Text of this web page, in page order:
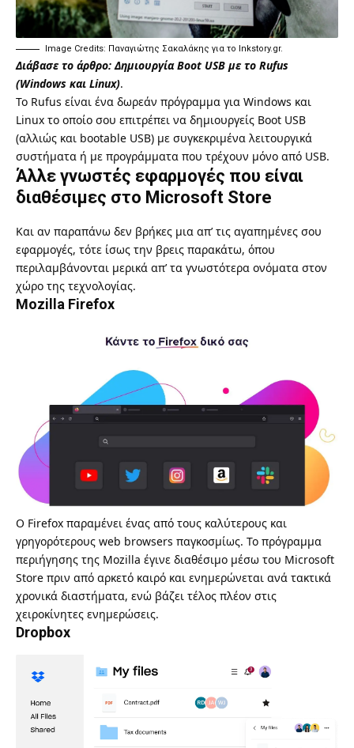
Image Credits: Παναγιώτης Σακαλάκης για το Inkstory.gr.
Διάβασε το άρθρο:Δημιουργία Boot USB με το Rufus
(Windows και Linux).
Το Rufus είναι ένα δωρεάν πρόγραμμα για Windows και
Linux το οποίο σου επιτρέπει να δημιουργείς Boot USB
(αλλιώς και bootable USB) με συγκεκριμένα λειτουργικά
συστήματα ή με προγράμματα που τρέχουν μόνο από USB.
Άλλε γνωστές εφαρμογές που είναι
διαθέσιμες στο Microsoft Store
Και αν παραπάνω δεν βρήκες μια απ’ τις αγαπημένες σου
εφαρμογές, τότε ίσως την βρεις παρακάτω, όπου
περιλαμβάνονται μερικά απ’ τα γνωστότερα ονόματα στον
χώρο της τεχνολογίας.
Mozilla Firefox
Ο Firefox παραμένει ένας από τους καλύτερους και
γρηγορότερους web browsers παγκοσμίως. Το πρόγραμμα
περιήγησης της Mozilla έγινε διαθέσιμο μέσω του Microsoft
Store πριν από αρκετό καιρό και ενημερώνεται ανά τακτικά
χρονικά διαστήματα, ενώ βάζει τέλος πλέον στις
χειροκίνητες ενημερώσεις.
Dropbox